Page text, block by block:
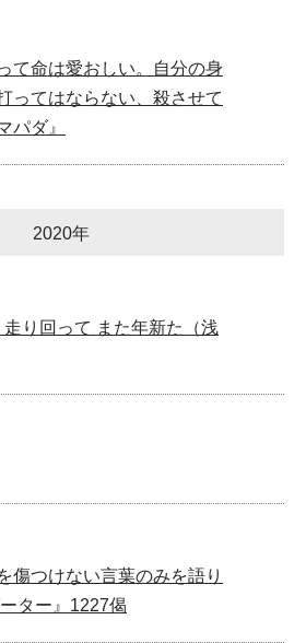
て命は愛おしい。自分の身
ってはならない、殺させて
パダ』
2020年
り回って また年新た（浅
傷つけない言葉のみを語り
ター』1227偈